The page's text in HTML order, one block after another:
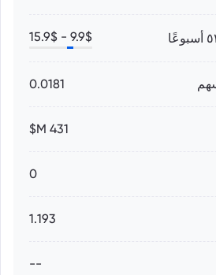
9.9$ -
15.9$
0.0181
431 M$
0
1.193
--